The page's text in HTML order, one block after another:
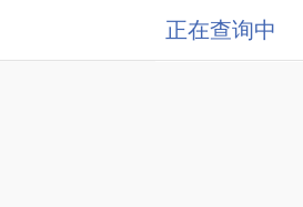
正在查询中